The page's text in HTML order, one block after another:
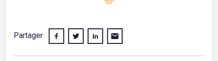
Partager